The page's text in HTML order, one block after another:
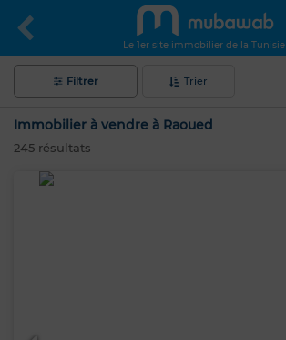
Le 1er site immobilier de la Tunisie
Filtrer Trier
Immobilier à vendre à Raoued
245 résultats